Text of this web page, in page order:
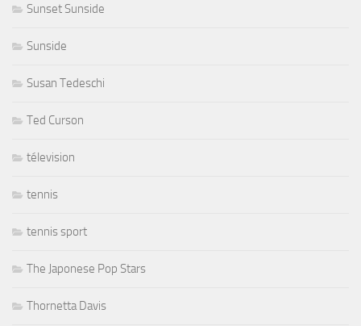
Sunset Sunside
Sunside
Susan Tedeschi
Ted Curson
télevision
tennis
tennis sport
The Japonese Pop Stars
Thornetta Davis